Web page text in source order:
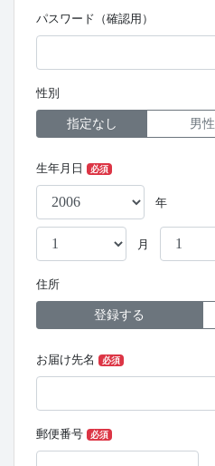
パスワード（確認用）
性別
指定なし 男性
生年月日 必須
年
月
住所
登録する
お届け先名 必須
郵便番号 必須